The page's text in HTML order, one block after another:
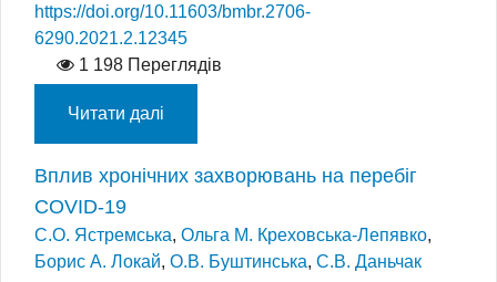
https://doi.org/10.11603/bmbr.2706-
6290.2021.2.12345
1 198 Переглядів
Читати далі
Вплив хронічних захворювань на перебіг
COVID-19
С.О. Ястремська, Ольга М. Креховська-Лепявко,
Борис А. Локай, О.В. Буштинська, С.В. Даньчак